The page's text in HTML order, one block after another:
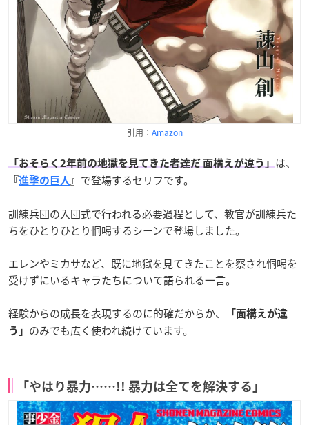
引用： Amazon
「おそらく2年前の地獄を見てきた者達だ 面構えが違う」 は、
『進撃の巨人 』 で登場するセリフです。
訓練兵団の入団式で行われる必要過程として、教官が訓練兵た
ちをひとりひとり恫喝するシーンで登場しました。
エレンやミカサなど、既に地獄を見てきたことを察され恫喝を
受けずにいるキャラたちについて語られる一言。
経験からの成長を表現するのに的確だからか、
「面構えが違
う」 のみでも広く使われ続けています。
「やはり暴力……!! 暴力は全てを解決する」